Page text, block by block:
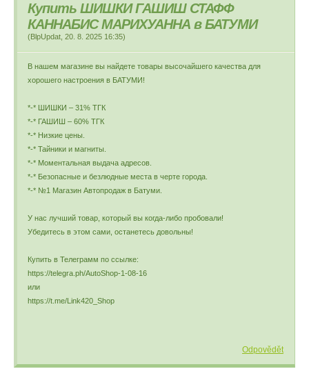
Купить ШИШКИ ГАШИШ СТАФФ
КАННАБИС МАРИХУАННА в БАТУМИ
(BlpUpdat 20. 8. 2025 16:35)
В нашем магазине вы найдете товары высочайшего качества для
хорошего настроения в БАТУМИ!
*-* ШИШКИ – 31% ТГК
*-* ГАШИШ – 60% ТГК
*-* Низкие цены.
*-* Тайники и магниты.
*-* Моментальная выдача адресов.
*-* Безопасные и безлюдные места в черте города.
*-* №1 Магазин Автопродаж в Батуми.
У нас лучший товар, который вы когда-либо пробовали!
Убедитесь в этом сами, останетесь довольны!
Купить в Телеграмм по ссылке:
https://telegra.ph/AutoShop-1-08-16
или
https://t.me/Link420_Shop
Odpovědět